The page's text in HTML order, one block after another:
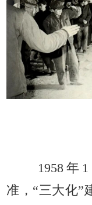
1958年1
准，“三大化”